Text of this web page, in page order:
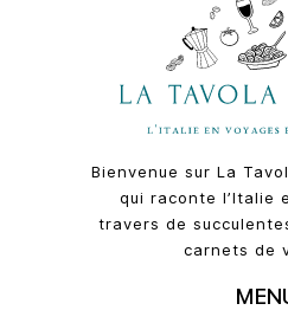
Bienvenue sur La
qui raconte l’Italie
travers de
carnets de